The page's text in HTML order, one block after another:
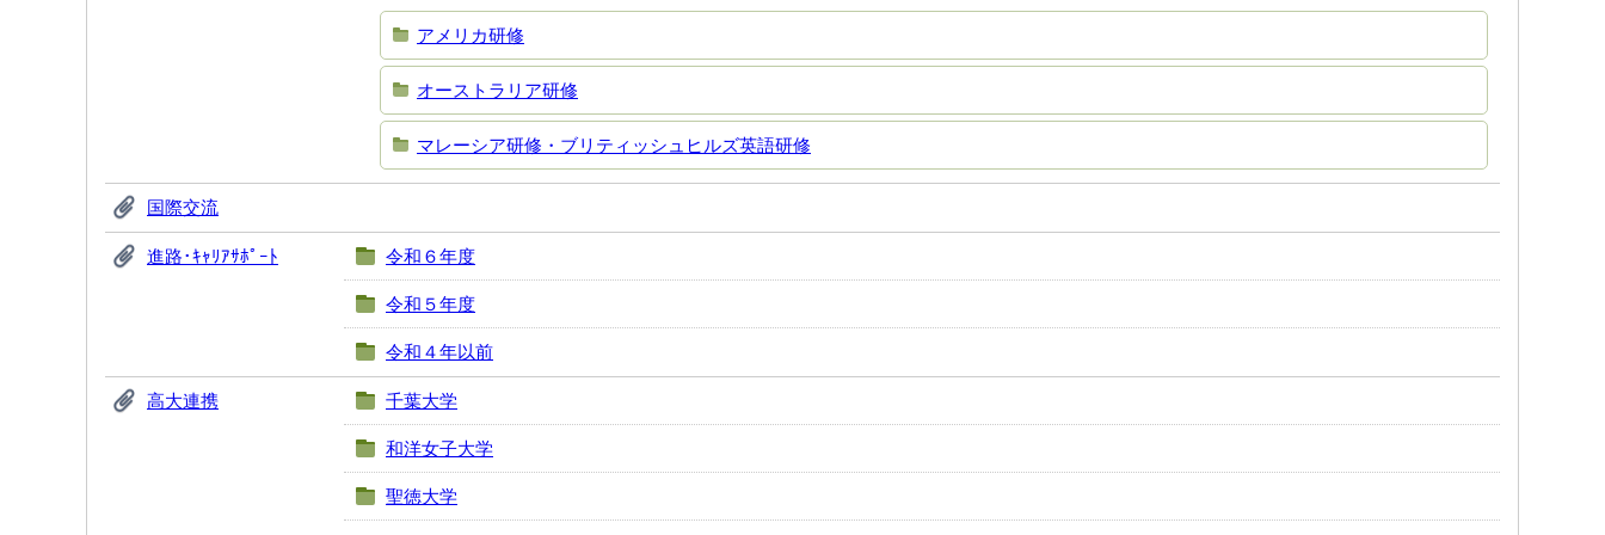
アメリカ研修
オーストラリア研修
マレーシア研修・ブリティッシュヒルズ英語研修
国際交流
進路･ｷｬﾘｱｻﾎﾟｰﾄ 令和６年度
令和５年度
令和４年以前
高大連携 千葉大学
和洋女子大学
聖徳大学